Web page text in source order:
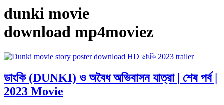
dunki movie
download mp4moviez
ডাংকি (DUNKI) ও অবৈধ অভিবাসন যাত্রা | শেষ পর্ব |
2023 Movie